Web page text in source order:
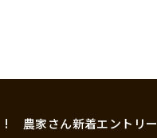
農家さん新着エントリー